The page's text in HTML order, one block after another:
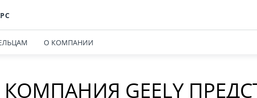
О КОМПАНИИ
КОМПАНИЯ GEELY